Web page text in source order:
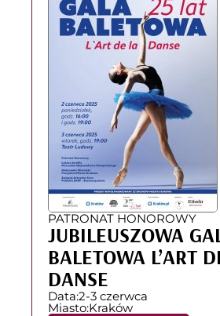
PATRONAT HONOROWY
JUBILEUSZOWA
BALETOWA L’ART
DANSE
Data:2-3 czerwca
Miasto:Kraków